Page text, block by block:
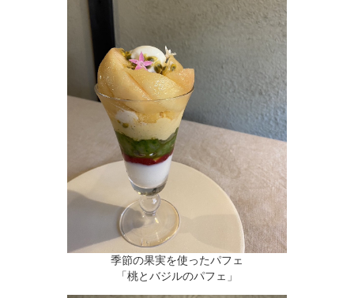
季節の果実を使ったパフェ
「桃とバジルのパフェ」